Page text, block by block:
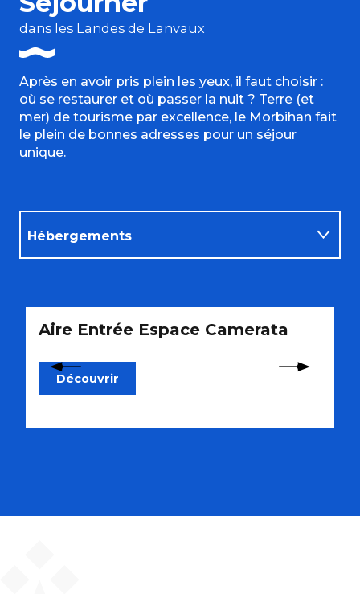
dans les Landes de Lanvaux
Après en avoir pris plein les yeux, il faut choisir :
où se restaurer et où passer la nuit ? Terre (et
mer) de tourisme par excellence, le Morbihan fait
le plein de bonnes adresses pour un séjour
unique.
Hébergements
Activités
Aire Entrée Espace Camerata
Découvrir